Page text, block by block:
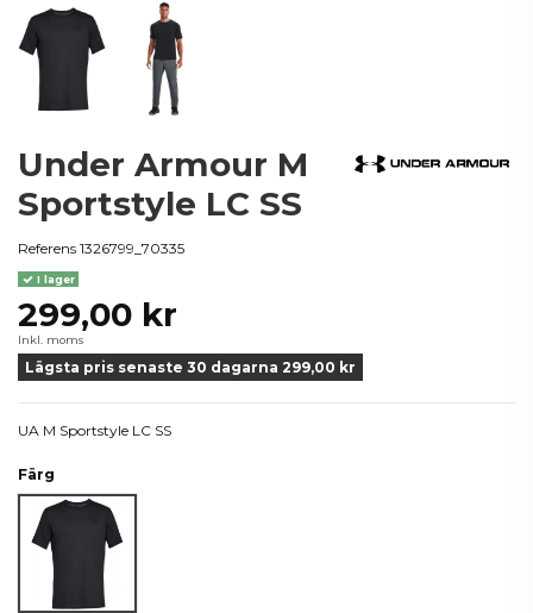
Under Armour M
Sportstyle LC SS
Referens 1326799_70335
I lager
299,00 kr
Inkl. moms
Lägsta pris senaste 30 dagarna 299,00 kr
UA M Sportstyle LC SS
Färg
Svart